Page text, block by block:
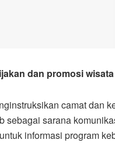
dan promosi wisata
camat dan
sebagai sarana
untuk informasi program